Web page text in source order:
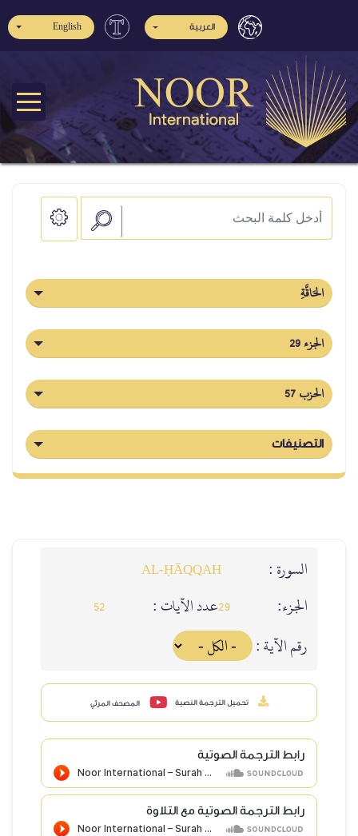
العربية English
الحَاقَّةِ
الجزء 29
الحزب 57
التصنيفات
السورة : AL‑ḤĀQQAH
الجزء: 29عدد الآيات : 52
رقم الآية :
تحميل الترجمة النصية المصحف المرئي
رابط الترجمة الصوتية
رابط الترجمة الصوتية مع التلاوة